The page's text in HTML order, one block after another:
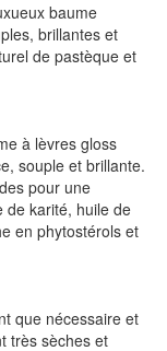
baume
brillantes et
de pastèque et
à lèvres gloss
souple et brillante.
pour une
de karité, huile de
en phytostérols et
que nécessaire et
très sèches et